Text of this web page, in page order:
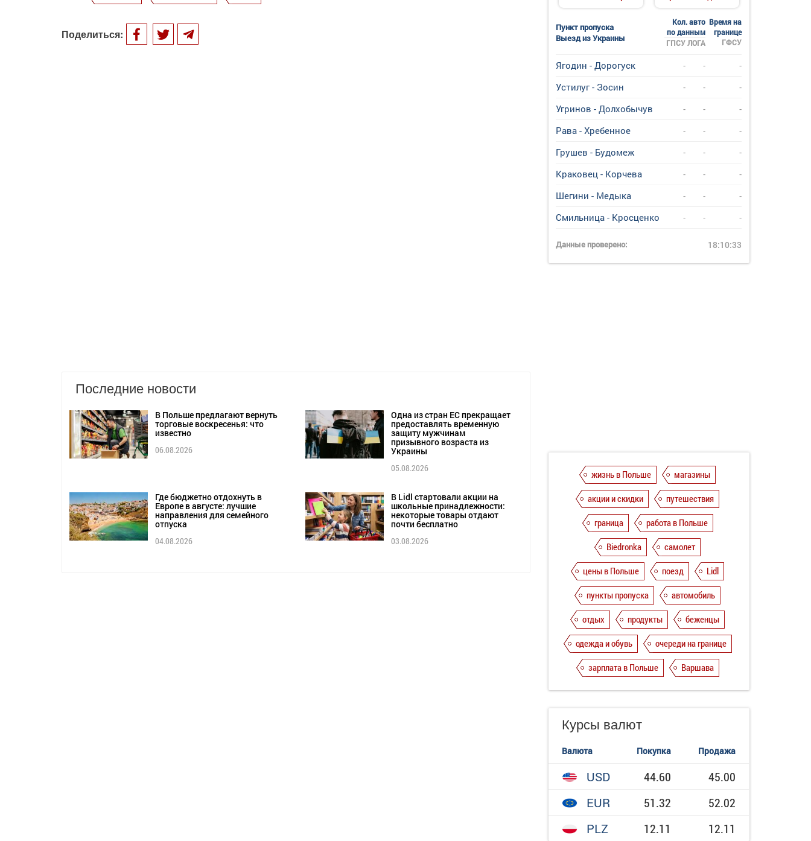
Поделиться:
Последние новости
В Польше предлагают вернуть
торговые воскресенья: что
известно
06.08.2026
Одна из стран ЕС прекращает
предоставлять временную
защиту мужчинам
призывного возраста из
Украины
05.08.2026
Где бюджетно отдохнуть в
Европе в августе: лучшие
направления для семейного
отпуска
04.08.2026
В Lidl стартовали акции на
школьные принадлежности:
некоторые товары отдают
почти бесплатно
03.08.2026
Пункт пропуска
Выезд из Украины
Кол. авто
по данным
Время на
границе
ГФСУ
ГПСУ ЛОГА
Ягодин - Дорогуск - -
-
Устилуг - Зосин
- -
-
Угринов - Долхобычув
- -
-
Рава - Хребенное
- -
-
Грушев - Будомеж
- -
-
Краковец - Корчева
- -
-
Шегини - Медыка
- -
-
Смильница - Кросценко
- - -
Данные проверено: 18:10:33
жизнь в Польше
магазины
акции и скидки
путешествия
граница
работа в Польше
Biedronka
самолет
цены в Польше
поезд
Lidl
пункты пропуска
автомобиль
отдых
продукты
беженцы
одежда и обувь
очереди на границе
зарплата в Польше
Варшава
Курсы валют
Валюта Покупка Продажа
USD 44.60
45.00
EUR
51.32
52.02
PLZ
12.11 12.11